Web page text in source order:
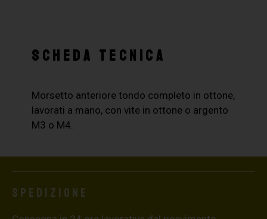
SCHEDA TECNICA
Morsetto anteriore tondo completo in ottone,
lavorati a mano, con vite in ottone o argento
M3 o M4.
Spedizione